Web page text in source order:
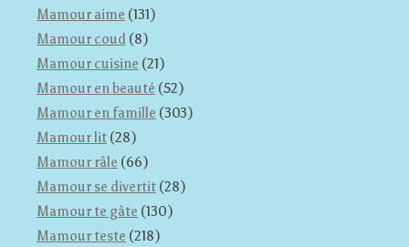
Mamour aime (131)
Mamour coud (8)
Mamour cuisine (21)
Mamour en beauté (52)
Mamour en famille (303)
Mamour lit (28)
Mamour râle (66)
Mamour se divertit (28)
Mamour te gâte (130)
Mamour teste (218)